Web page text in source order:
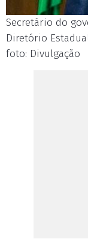
Secretário do
Diretório
foto: Divulgação